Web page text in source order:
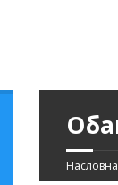
Насловна